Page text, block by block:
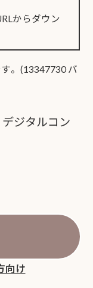
からダウン
。(13347730 バ
ジタルコン
向け